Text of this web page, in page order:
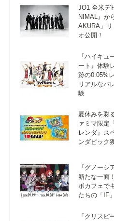
JO1 全米デ
NIMAL』か
AKURA」
オ公開！
『ハイキュ
ート』体験
跡の0.05%
リアルなバ
験
夏休みを彩
ァミマ限定
レンダ』ス
ンダピック
『グノーシ
新たな一面
ボカフェで
たちの「IF
「クリスピ